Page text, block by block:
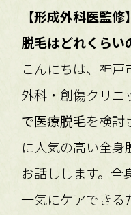
【形成外科医監
脱毛はどれくらい
こんにちは、神
外科・創傷クリニ
で医療脱毛を検討
に人気の高い全
お話しします。全
一気にケアできる